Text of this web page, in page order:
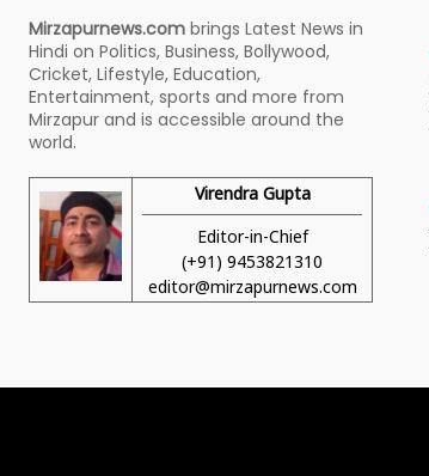
Mirzapurnews.com brings Latest News in
Hindi on Politics, Business, Bollywood,
Cricket, Lifestyle, Education,
Entertainment, sports and more from
Mirzapur and is accessible around the
world.
Virendra Gupta
Editor-in-Chief
(+91) 9453821310
editor@mirzapurnews.com